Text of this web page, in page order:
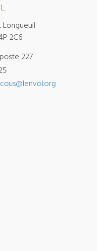
Longueuil
2C6
227